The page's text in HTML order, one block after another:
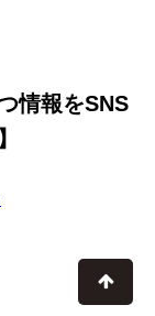
情報をSNS